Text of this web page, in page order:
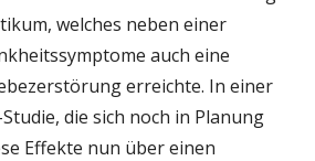
welches neben einer
auch eine
erreichte. In einer
die sich noch in Planung
Effekte nun über einen